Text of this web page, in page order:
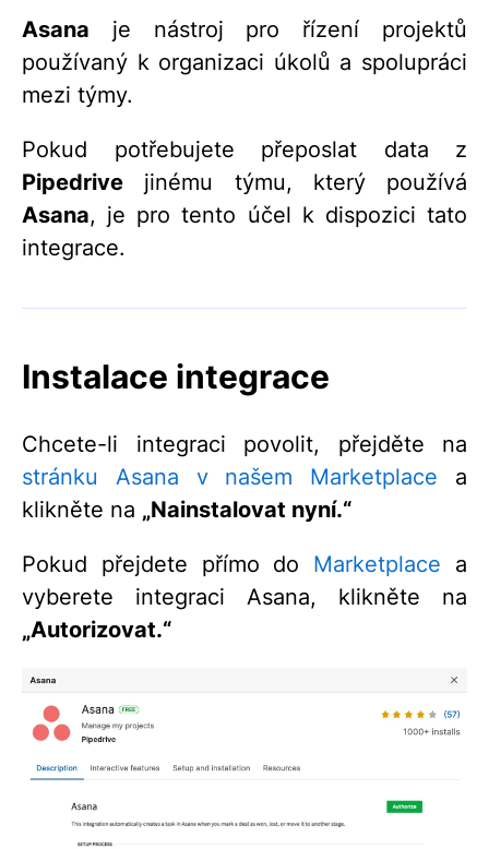
Asana je nástroj pro řízení projektů
používaný k organizaci úkolů a spolupráci
mezi týmy.
Pokud potřebujete přeposlat data z
Pipedrive jinému týmu, který používá
Asana, je pro tento účel k dispozici tato
integrace.
Instalace integrace
Chcete-li integraci povolit, přejděte na
stránku Asana v našem Marketplace a
klikněte na „Nainstalovat nyní.“
Pokud přejdete přímo do Marketplace a
vyberete integraci Asana, klikněte na
„Autorizovat.“